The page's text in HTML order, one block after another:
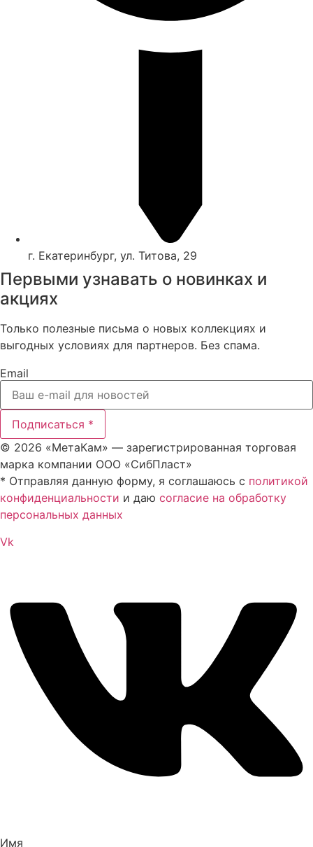
г. Екатеринбург, ул. Титова, 29
Первыми узнавать о новинках и
акциях
Только полезные письма о новых коллекциях и
выгодных условиях для партнеров. Без спама.
Email
Подписаться *
© 2026 «МетаКам» — зарегистрированная торговая
марка компании ООО «СибПласт»
* Отправляя данную форму, я соглашаюсь с политикой
конфиденциальности и даю согласие на обработку
персональных данных
Vk
Имя